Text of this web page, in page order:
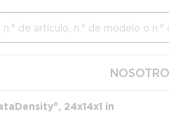
24 x 14 x 1 in